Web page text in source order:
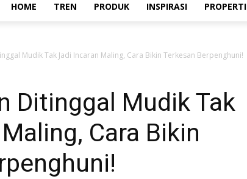
HOME TREN PRODUK INSPIRASI PROPERTI
Mudik Tak Jadi Incaran Maling, Cara Bikin Terkesan Berpenghuni!
Ditinggal Mudik Tak
Cara Bikin